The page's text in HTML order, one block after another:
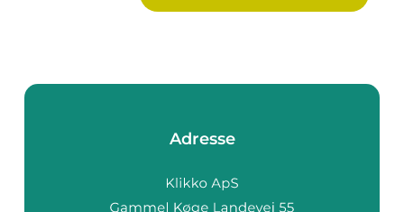
Adresse